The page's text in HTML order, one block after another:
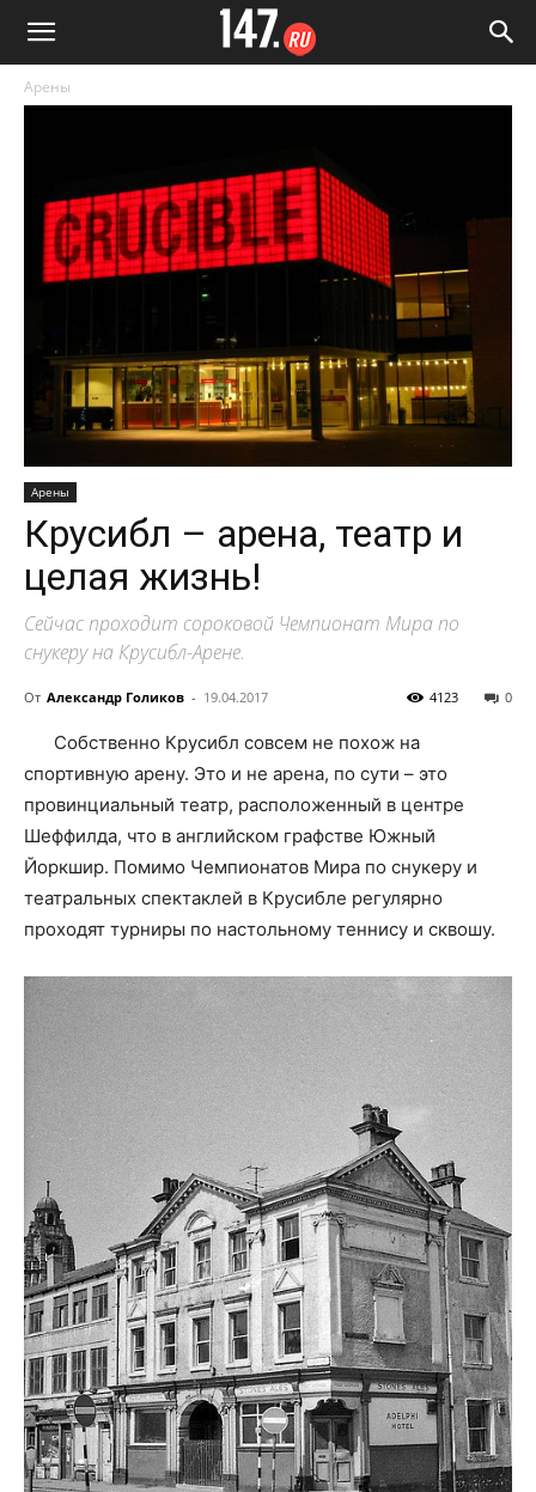
Арены
Арены
Крусибл – арена, театр и
целая жизнь!
Сейчас проходит сороковой Чемпионат Мира по
снукеру на Крусибл-Арене.
От Александр Голиков - 19.04.2017 0
4123
Собственно Крусибл совсем не похож на
спортивную арену. Это и не арена, по сути – это
провинциальный театр, расположенный в центре
Шеффилда, что в английском графстве Южный
Йоркшир. Помимо Чемпионатов Мира по снукеру и
театральных спектаклей в Крусибле регулярно
проходят турниры по настольному теннису и сквошу.